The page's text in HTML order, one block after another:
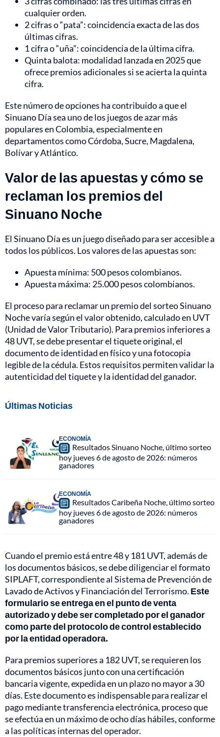
cualquier orden.
2 cifras o “pata”: coincidencia exacta de las dos
últimas cifras.
1 cifra o “uña”: coincidencia de la última cifra.
Quinta balota: modalidad lanzada en 2025 que
ofrece premios adicionales si se acierta la quinta
cifra.
Este número de opciones ha contribuido a que el
Sinuano Día sea uno de los juegos de azar más
populares en Colombia, especialmente en
departamentos como Córdoba, Sucre, Magdalena,
Bolívar y Atlántico.
Valor de las apuestas y cómo se
reclaman los premios del
Sinuano Noche
El Sinuano Día es un juego diseñado para ser accesible a
todos los públicos. Los valores de las apuestas son:
Apuesta mínima: 500 pesos colombianos.
Apuesta máxima: 25.000 pesos colombianos.
El proceso para reclamar un premio del sorteo Sinuano
Noche varía según el valor obtenido, calculado en UVT
(Unidad de Valor Tributario). Para premios inferiores a
48 UVT, se debe presentar el tiquete original, el
documento de identidad en físico y una fotocopia
legible de la cédula. Estos requisitos permiten validar la
autenticidad del tiquete y la identidad del ganador.
Últimas Noticias
ECONOMÍA
Resultados Sinuano Noche, último sorteo
hoy jueves 6 de agosto de 2026: números
ganadores
ECONOMÍA
Resultados Caribeña Noche, último sorteo
hoy jueves 6 de agosto de 2026: números
ganadores
Cuando el premio está entre 48 y 181 UVT, además de
los documentos básicos, se debe diligenciar el formato
SIPLAFT, correspondiente al Sistema de Prevención de
Lavado de Activos y Financiación del Terrorismo. Este
formulario se entrega en el punto de venta
autorizado y debe ser completado por el ganador
como parte del protocolo de control establecido
por la entidad operadora.
Para premios superiores a 182 UVT, se requieren los
documentos básicos junto con una certificación
bancaria vigente, expedida en un plazo no mayor a 30
días. Este documento es indispensable para realizar el
pago mediante transferencia electrónica, proceso que
se efectúa en un máximo de ocho días hábiles, conforme
a las políticas internas del operador.